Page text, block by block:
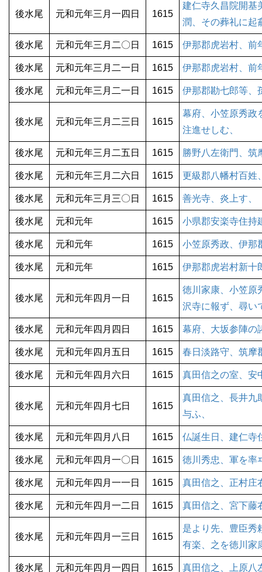
後水尾 元和元年三月一四日 1615
建仁寺久昌院開基
潤、その葬礼に
後水尾 元和元年三月二〇日 1615 伊那郡虎岩村、前
後水尾 元和元年三月二一日 1615 伊那郡虎岩村、前
後水尾 元和元年三月二一日 1615 伊那郡勘七郎等、
後水尾 元和元年三月二三日 1615
幕府、小笠原秀政
注進せしむ、
後水尾 元和元年三月二五日 1615 勝野八左衛門、筑
後水尾 元和元年三月二六日 1615 更級郡八幡村百姓
後水尾 元和元年三月三〇日 1615 善光寺、炎上す、
後水尾 元和元年 1615 小県郡安楽寺住持
後水尾 元和元年 1615 小笠原秀政、伊那
後水尾 元和元年 1615 伊那郡虎岩村新十
後水尾 元和元年四月一日 1615
徳川家康、小笠原
沢寺に報ず、尋い
後水尾 元和元年四月四日 1615 幕府、大坂参陣の
後水尾 元和元年四月五日 1615 春日淡路守、筑摩
後水尾 元和元年四月六日 1615 真田信之の室、安
後水尾 元和元年四月七日 1615
真田信之、長井九
与ふ、
後水尾 元和元年四月八日 1615 仏誕生日、建仁寺
後水尾 元和元年四月一〇日 1615 徳川秀忠、軍を率
後水尾 元和元年四月一一日 1615 真田信之、正村庄
後水尾 元和元年四月一二日 1615 真田信之、宮下藤
後水尾 元和元年四月一三日 1615
是より先、豊臣秀
有楽、之を徳川家
後水尾 元和元年四月一四日 1615 真田信之、上原八